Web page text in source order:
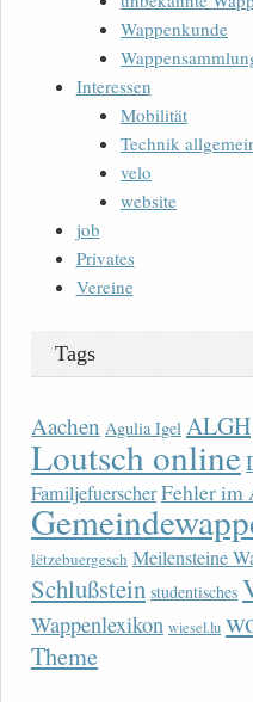
Wappenkunde
Interessen
Mobilität
Technik
velo
website
job
Privates
Vereine
Tags
Aachen Agulia Igel ALGH
Loutsch online
FamiljefuerscherFehler im
lëtzebuergesch Meilensteine
Schlußstein studentisches
Wappenlexikon wiesel.lu
Theme